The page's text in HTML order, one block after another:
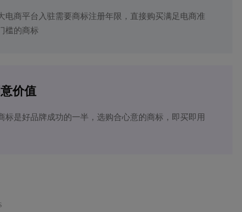
电商平台入驻需要商标注册年限，直接购买满足电商准
槛的商标
价值
标是好品牌成功的一半，选购合心意的商标，即买即用